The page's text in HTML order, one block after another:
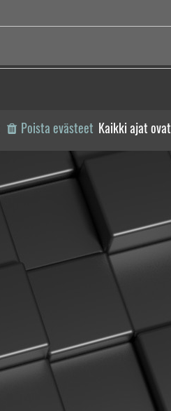
Kaikki ajat ovat
Poista evästeet